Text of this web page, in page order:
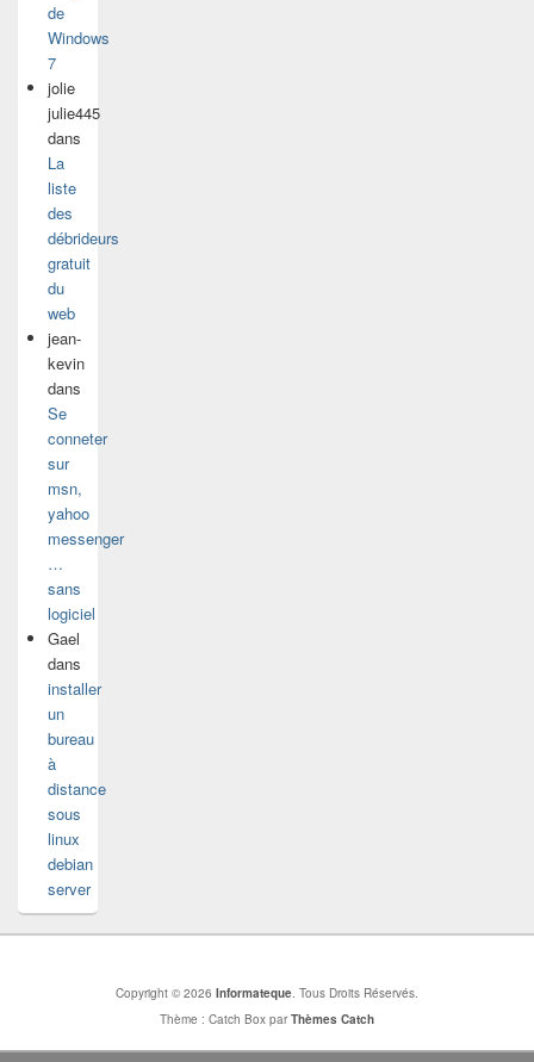
de
Windows
7
jolie
julie445
dans
La
liste
des
débrideurs
gratuit
du
web
jean-
kevin
dans
Se
conneter
sur
msn,
yahoo
messenger
…
sans
logiciel
Gael
dans
installer
un
bureau
à
distance
sous
linux
debian
server
Copyright © 2026 Informateque. Tous Droits Réservés.
Thème : Catch Box parThèmes Catch